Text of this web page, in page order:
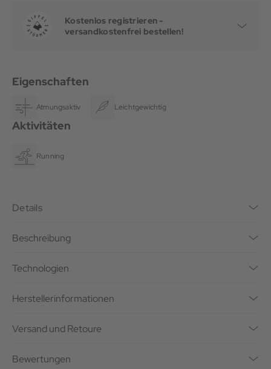
Kostenlos registrieren -
versandkostenfrei bestellen!
Eigenschaften
Atmungsaktiv Leichtgewichtig
Aktivitäten
Running
Details
Beschreibung
Technologien
Herstellerinformationen
Versand und Retoure
Bewertungen